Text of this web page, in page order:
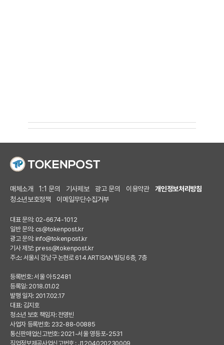
매체소개 1:1 문의 기사제보 광고 문의 이용약관
개인정보처리방침
청소년보호정책
이메일무단수집거부
대표 문의: 02-6674-1012
일반 문의: cs@tokenpost.kr
광고 문의: info@tokenpost.kr
기사 제보: press@tokenpost.kr
주소: 서울시 강남구 논현로 614 ARTISAN 빌딩 6층, 7층
등록번호: 서울 아 52481
등록일: 2018.01.02
발행 일자: 2017.02.17
대표: 김지호
청소년 보호 책임자: 전영빈
사업자 등록번호: 232-88-00885
통신판매업신고번호: 2021-서울 영등포-2531
직업정보제공사업신고번호 : J1204020230009